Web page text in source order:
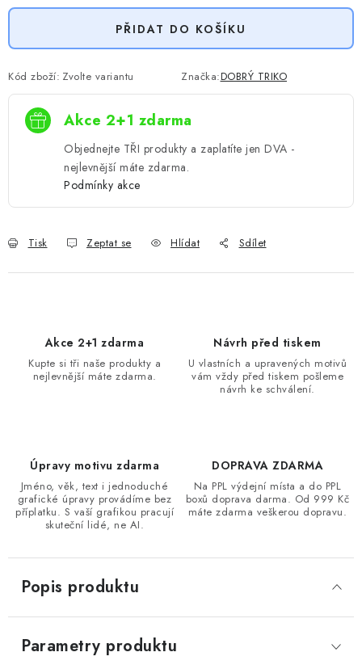
PŘIDAT DO KOŠÍKU
Kód zboží: Zvolte variantu Značka:DOBRÝ TRIKO
Akce 2+1 zdarma
Objednejte TŘI produkty a zaplatíte jen DVA -
nejlevnější máte zdarma.
Podmínky akce
Tisk Zeptat se Hlídat Sdílet
Akce 2+1 zdarma
Kupte si tři naše produkty a
nejlevnější máte zdarma.
Návrh před tiskem
U vlastních a upravených motivů
vám vždy před tiskem pošleme
návrh ke schválení.
Úpravy motivu zdarma
Jméno, věk, text i jednoduché
grafické úpravy provádíme bez
příplatku. S vaší grafikou pracují
skuteční lidé, ne AI.
DOPRAVA ZDARMA
Na PPL výdejní místa a do PPL
boxů doprava darma. Od 999 Kč
máte zdarma veškerou dopravu.
Popis produktu
Parametry produktu